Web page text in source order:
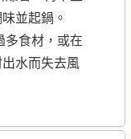
並起鍋。
多食材，或在
水而失去風